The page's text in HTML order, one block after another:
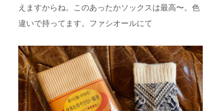
えますからね。このあったかソックスは最高〜。色
違いで持ってます。ファシオールにて